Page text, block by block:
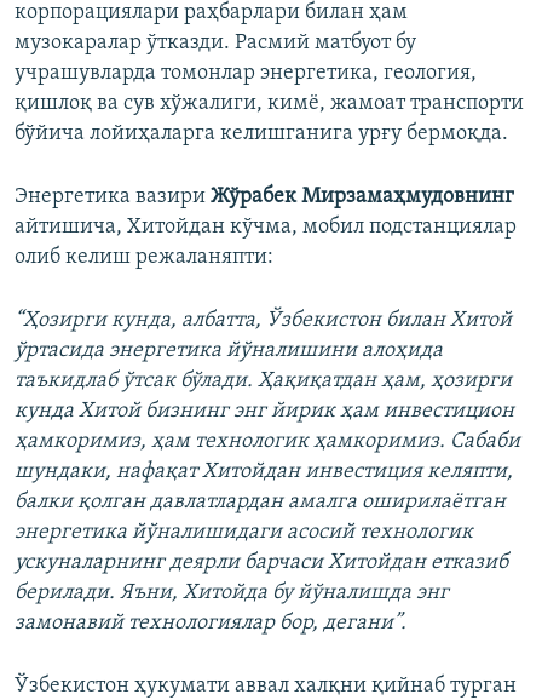
корпорациялари раҳбарлари билан ҳам
музокаралар ўтказди. Расмий матбуот бу
учрашувларда томонлар энергетика, геология,
қишлоқ ва сув хўжалиги, кимё, жамоат транспорти
бўйича лойиҳаларга келишганига урғу бермоқда.
Энергетика вазири Жўрабек Мирзамаҳмудовнинг
айтишича, Хитойдан кўчма, мобил подстанциялар
олиб келиш режаланяпти:
“Ҳозирги кунда, албатта, Ўзбекистон билан Хитой
ўртасида энергетика йўналишини алоҳида
таъкидлаб ўтсак бўлади. Ҳақиқатдан ҳам, ҳозирги
кунда Хитой бизнинг энг йирик ҳам инвестицион
ҳамкоримиз, ҳам технологик ҳамкоримиз. Сабаби
шундаки, нафақат Хитойдан инвестиция келяпти,
балки қолган давлатлардан амалга оширилаётган
энергетика йўналишидаги асосий технологик
ускуналарнинг деярли барчаси Хитойдан етказиб
берилади. Яъни, Хитойда бу йўналишда энг
замонавий технологиялар бор, дегани”.
Ўзбекистон ҳукумати аввал халқни қийнаб турган